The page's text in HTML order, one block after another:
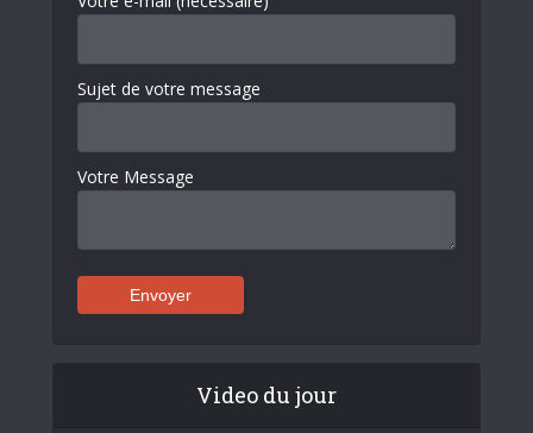
Sujet de votre message
Votre Message
Video du jour